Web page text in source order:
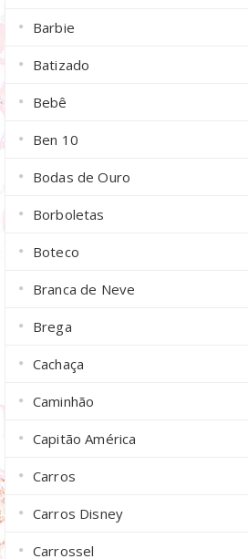
Barbie
Batizado
Bebê
Ben 10
Bodas de Ouro
Borboletas
Boteco
Branca de Neve
Brega
Cachaça
Caminhão
Capitão América
Carros
Carros Disney
Carrossel